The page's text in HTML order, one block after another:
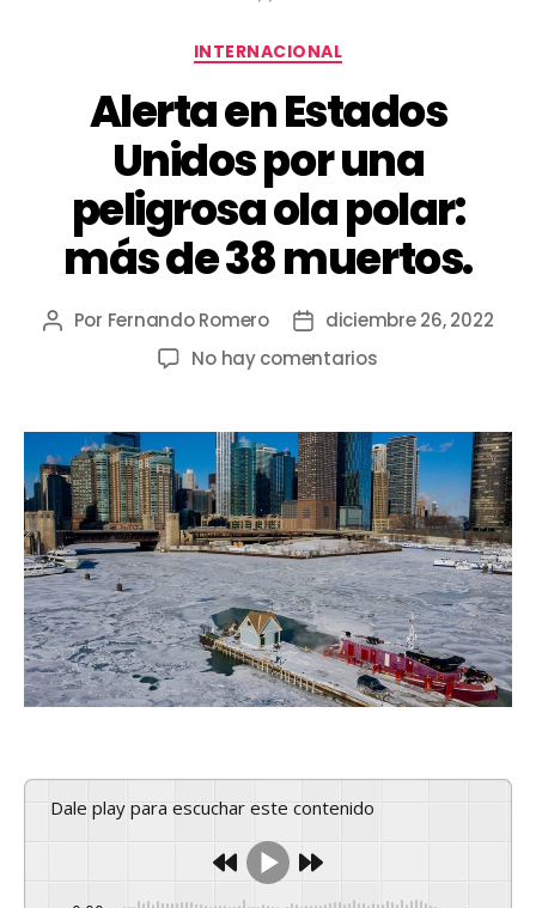
INTERNACIONAL
Alerta en Estados
Unidos por una
peligrosa ola polar:
más de 38 muertos.
Por Fernando Romero
diciembre 26, 2022
No hay comentarios
Dale play para escuchar este contenido